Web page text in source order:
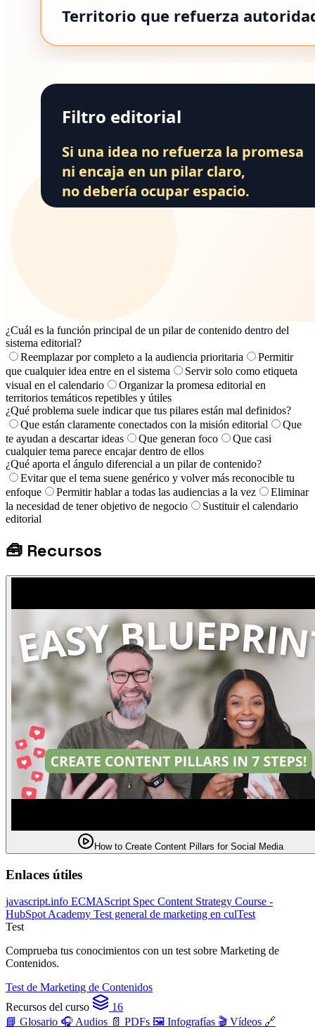
¿Cuál es la función principal de un pilar de contenido dentro del
sistema editorial?
Reemplazar por completo a la audiencia prioritaria
Permitir
que cualquier idea entre en el sistema
Servir solo como etiqueta
visual en el calendario
Organizar la promesa editorial en
territorios temáticos repetibles y útiles
¿Qué problema suele indicar que tus pilares están mal definidos?
Que están claramente conectados con la misión editorial
Que
te ayudan a descartar ideas
Que generan foco
Que casi
cualquier tema parece encajar dentro de ellos
¿Qué aporta el ángulo diferencial a un pilar de contenido?
Evitar que el tema suene genérico y volver más reconocible tu
enfoque
Permitir hablar a todas las audiencias a la vez
Eliminar
la necesidad de tener objetivo de negocio
Sustituir el calendario
editorial
🧰 Recursos
How to Create Content Pillars for Social Media
Enlaces útiles
javascript.info ECMAScript Spec Content Strategy Course -
HubSpot Academy Test general de marketing en culTest
Test
Comprueba tus conocimientos con un test sobre Marketing de
Contenidos.
Test de Marketing de Contenidos
Recursos del curso
16
📘 Glosario 🎧 Audios 📄 PDFs 🖼️ Infografías 🎬 Vídeos 🔗